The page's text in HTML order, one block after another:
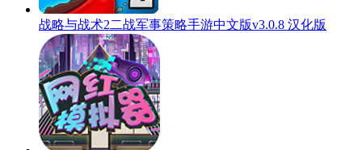
战略与战术2二战军事策略手游中文版v3.0.8 汉化版